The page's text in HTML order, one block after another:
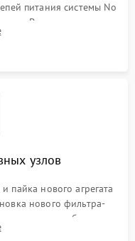
питания системы No
Ремонт или замена
алгоритмов.
узлов
пайка нового агрегата
нового фильтра-
обдува,
дверных петель.